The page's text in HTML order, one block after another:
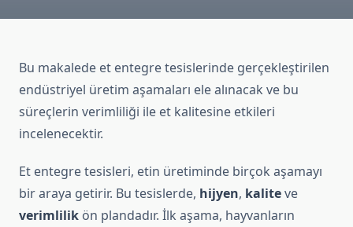
Bu makalede et entegre tesislerinde gerçekleştirilen
endüstriyel üretim aşamaları ele alınacak ve bu
süreçlerin verimliliği ile et kalitesine etkileri
incelenecektir.
Et entegre tesisleri, etin üretiminde birçok aşamayı
bir araya getirir. Bu tesislerde, hijyen, kaliteve
verimlilik ön plandadır. İlk aşama, hayvanların